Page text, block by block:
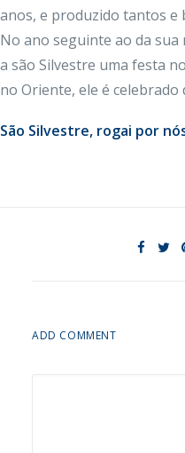
anos, e produzido tantos
No ano seguinte ao da sua
a são Silvestre uma festa
no Oriente, ele é celebrado
São Silvestre, rogai por
ADD COMMENT